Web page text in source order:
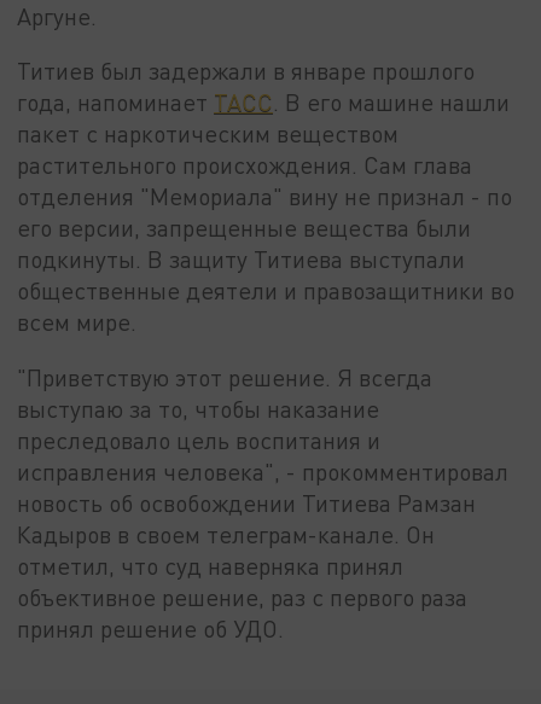
Аргуне.
Титиев был задержали в январе прошлого
года, напоминает ТАСС . В его машине нашли
пакет с наркотическим веществом
растительного происхождения. Сам глава
отделения "Мемориала" вину не признал - по
его версии, запрещенные вещества были
подкинуты. В защиту Титиева выступали
общественные деятели и правозащитники во
всем мире.
"Приветствую этот решение. Я всегда
выступаю за то, чтобы наказание
преследовало цель воспитания и
исправления человека", - прокомментировал
новость об освобождении Титиева Рамзан
Кадыров в своем телеграм-канале. Он
отметил, что суд наверняка принял
объективное решение, раз с первого раза
принял решение об УДО.